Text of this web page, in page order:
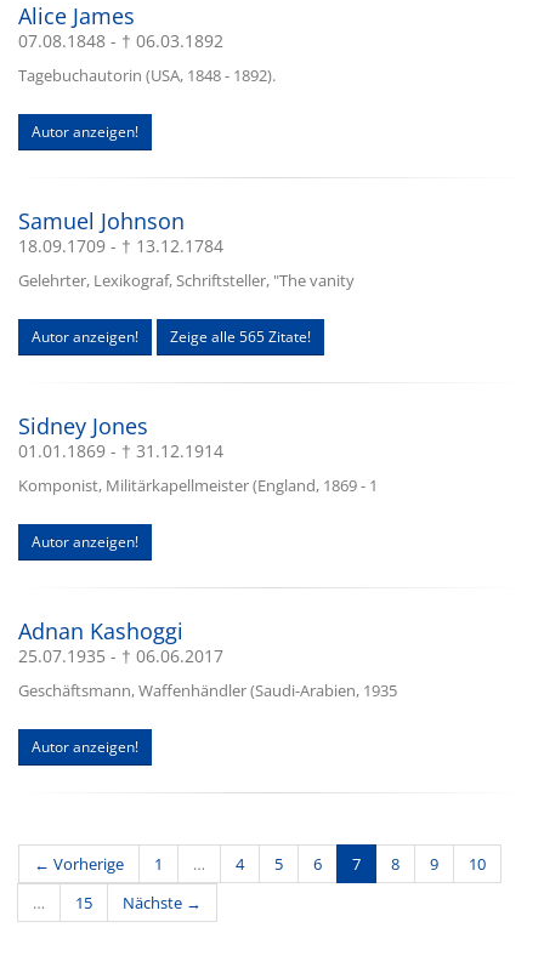
Alice James
07.08.1848 - † 06.03.1892
Tagebuchautorin (USA, 1848 - 1892).
Autor anzeigen!
Samuel Johnson
18.09.1709 - † 13.12.1784
Gelehrter, Lexikograf, Schriftsteller, "The vanity
Autor anzeigen! Zeige alle 565 Zitate!
Sidney Jones
01.01.1869 - † 31.12.1914
Komponist, Militärkapellmeister (England, 1869 - 1
Autor anzeigen!
Adnan Kashoggi
25.07.1935 - † 06.06.2017
Geschäftsmann, Waffenhändler (Saudi-Arabien, 1935
Autor anzeigen!
← Vorherige 1 … 4 5 6 7(current)
8 9
10
…
15 Nächste →